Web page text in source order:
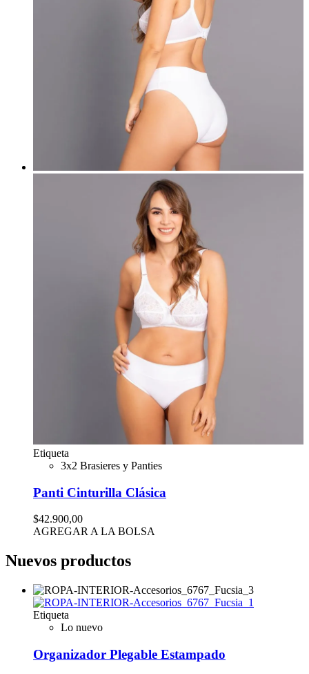
Etiqueta
3x2 Brasieres y Panties
Panti Cinturilla Clásica
$42.900,00
AGREGAR A LA BOLSA
Nuevos productos
Etiqueta
Lo nuevo
Organizador Plegable Estampado